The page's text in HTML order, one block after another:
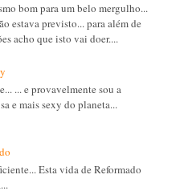
bom para um belo mergulho...
estava previsto... para além de
acho que isto vai doer....
... e provavelmente sou a
e mais sexy do planeta...
Esta vida de Reformado